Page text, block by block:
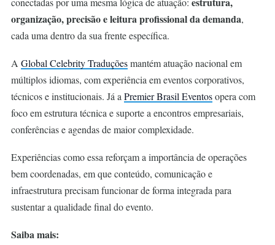
organização, precisão e leitura profissional da demanda,
cada uma dentro da sua frente específica.
A Global Celebrity Traduçõesmantém atuação nacional em
múltiplos idiomas, com experiência em eventos corporativos,
técnicos e institucionais. Já a Premier Brasil Eventosopera com
foco em estrutura técnica e suporte a encontros empresariais,
conferências e agendas de maior complexidade.
Experiências como essa reforçam a importância de operações
bem coordenadas, em que conteúdo, comunicação e
infraestrutura precisam funcionar de forma integrada para
sustentar a qualidade final do evento.
Saiba mais: